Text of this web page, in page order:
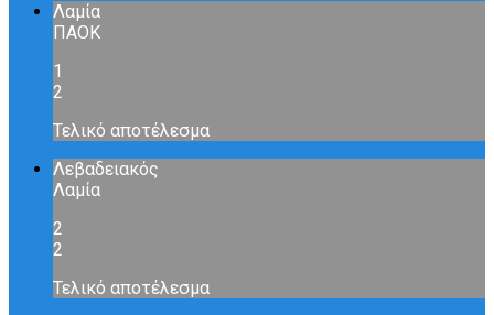
Λαμία
ΠΑΟΚ
1
2
Τελικό αποτέλεσμα
Λεβαδειακός
Λαμία
2
2
Τελικό αποτέλεσμα